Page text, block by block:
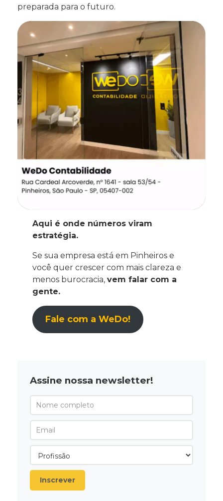
preparada para o futuro.
Aqui é onde números viram
estratégia.
Se sua empresa está em Pinheiros e
você quer crescer com mais clareza e
menos burocracia,vem falar com a
gente.
Fale com a WeDo!
Assine nossa newsletter!
Inscrever